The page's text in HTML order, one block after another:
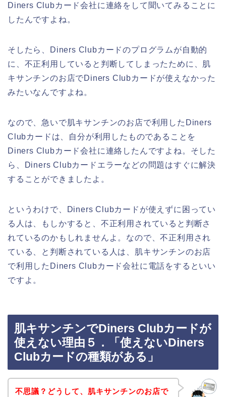
Diners Clubカード会社に連絡をして聞いてみることに
したんですよね。
そしたら、Diners Clubカードのプログラムが自動的
に、不正利用していると判断してしまったために、肌
キサンチンのお店でDiners Clubカードが使えなかった
みたいなんですよね。
なので、急いで肌キサンチンのお店で利用したDiners
Clubカードは、自分が利用したものであることを
Diners Clubカード会社に連絡したんですよね。そした
ら、Diners Clubカードエラーなどの問題はすぐに解決
することができましたよ。
というわけで、Diners Clubカードが使えずに困ってい
る人は、もしかすると、不正利用されていると判断さ
れているのかもしれませんよ。なので、不正利用され
ている、と判断されている人は、肌キサンチンのお店
で利用したDiners Clubカード会社に電話をするといい
ですよ。
肌キサンチンでDiners Clubカードが
使えない理由５．「使えないDiners
Clubカードの種類がある」
不思議？どうして、肌キサンチンのお店で